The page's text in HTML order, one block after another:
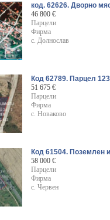
код. 62626. Дворно
46 800 €
Парцели
Фирма
с. Долнослав
Код 62789. Парцел
51 675 €
Парцели
Фирма
с. Новаково
Код 61504. Поземлен
58 000 €
Парцели
Фирма
с. Червен